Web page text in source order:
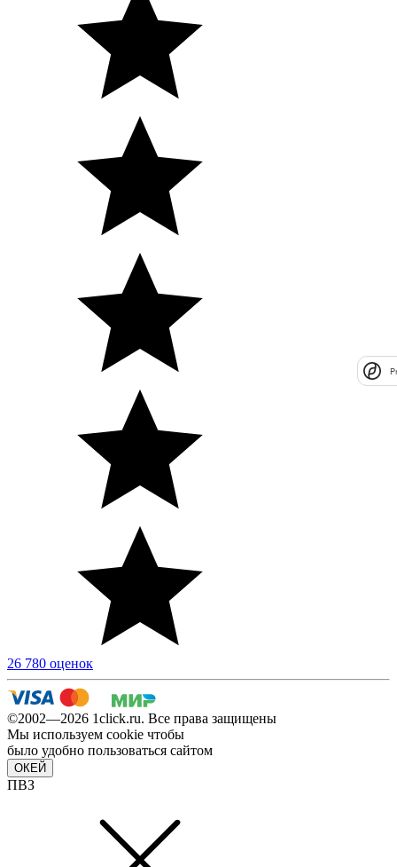
26 780 оценок
©2002—2026 1сlick.ru. Все права защищены
Мы используем cookie чтобы
было удобно пользоваться сайтом
ОКЕЙ
ПВЗ